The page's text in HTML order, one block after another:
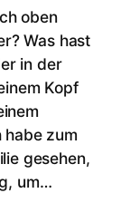
oben
Was hast
in der
Kopf
habe zum
gesehen,
um…